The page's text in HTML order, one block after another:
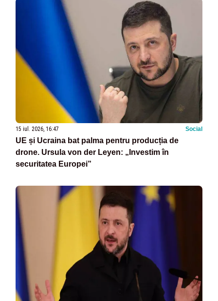
15 iul. 2026, 16:47 Social
UE și Ucraina bat palma pentru producția de
drone. Ursula von der Leyen: „Investim în
securitatea Europei”